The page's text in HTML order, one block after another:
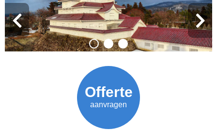
Offerte
aanvragen